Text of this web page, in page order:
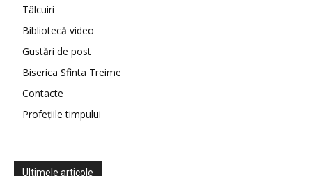
Tâlcuiri
Bibliotecă video
Gustări de post
Biserica Sfinta Treime
Contacte
Profețiile timpului
Ultimele articole